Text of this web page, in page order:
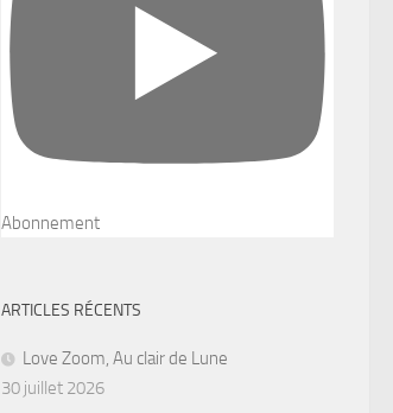
Abonnement
ARTICLES RÉCENTS
Love Zoom, Au clair de Lune
30 juillet 2026